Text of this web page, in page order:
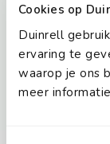
Cookies op
Duinrell
ervaring te
waarop je ons
meer